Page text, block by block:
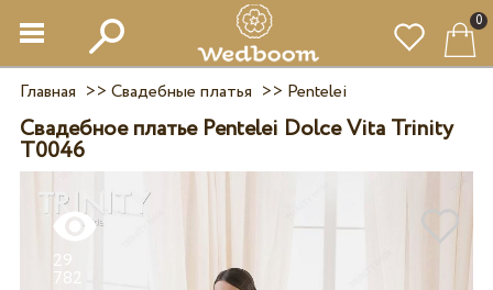
0
Главная >> Свадебные платья >> Pentelei
Свадебное платье Pentelei Dolce Vita Trinity
T0046
29
782